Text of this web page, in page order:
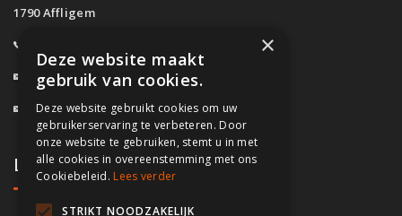
1790 Affligem
info@fassado.be
BTW: BE 0700.617.934
Lokaal contact
×
Deze website maakt
gebruik van cookies.
Deze website gebruikt cookies om uw
gebruikerservaring te verbeteren. Door
onze website te gebruiken, stemt u in met
alle cookies in overeenstemming met ons
Cookiebeleid. Lees verder
STRIKT NOODZAKELIJK